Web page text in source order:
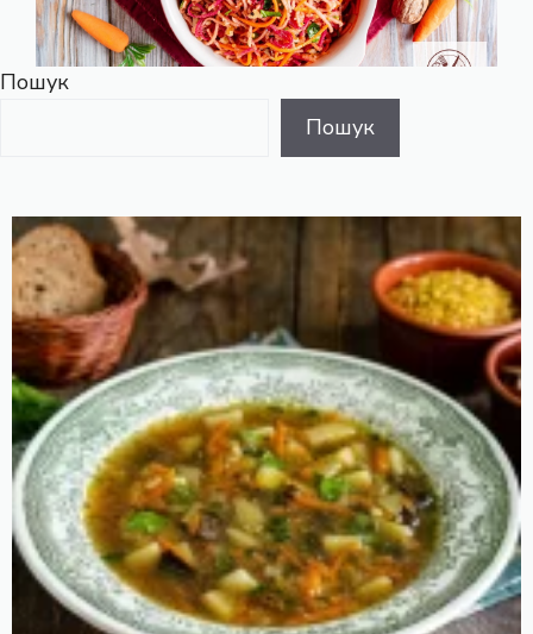
Пошук
Пошук